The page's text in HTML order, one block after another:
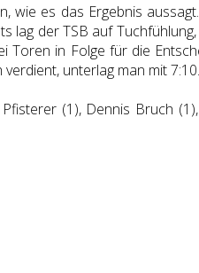
wie es das Ergebnis
der TSB auf
in Folge für die
unterlag man mit 7:10.
(1), Dennis Bruch